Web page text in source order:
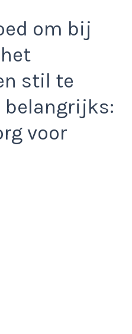
om bij
stil te
voor